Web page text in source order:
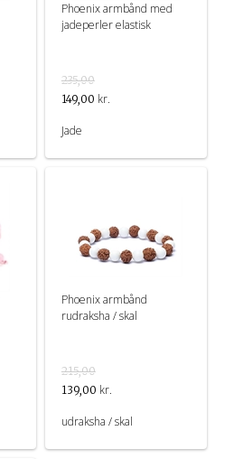
Phoenix armbånd med
jadeperler elastisk
235,00
149,00 kr.
Jade
Phoenix armbånd
rudraksha / skal
215,00
139,00 kr.
udraksha / skal